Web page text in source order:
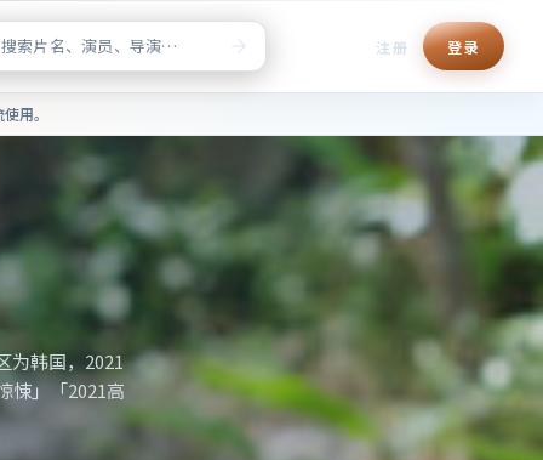
注册 登录
版点播，片单检索与榜单
用。
为韩国，2021
悚」「2021高